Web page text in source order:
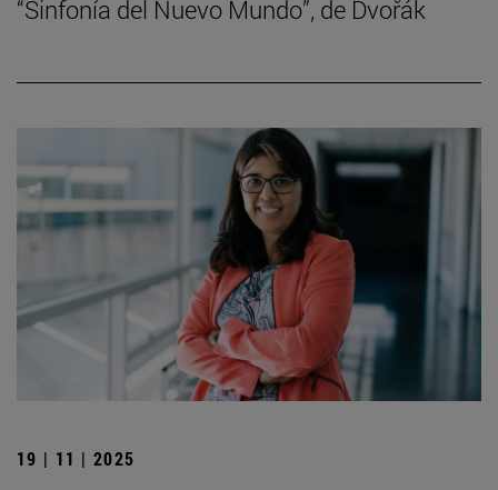
“Sinfonía del Nuevo Mundo”, de Dvořák
19 | 11 | 2025